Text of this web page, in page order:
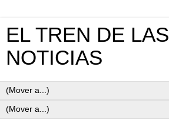
EL TREN DE LAS
NOTICIAS